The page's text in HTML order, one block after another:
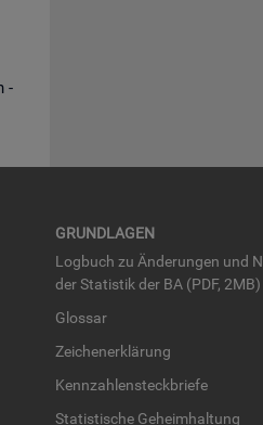
-
GRUND­LA­GEN
Log­buch zu Än­de­run­gen und
der Sta­tis­tik der BA (PDF, 2MB)
Glos­sar
Zei­chen­er­klä­rung
Kenn­zah­len­steck­brie­fe
Sta­tis­ti­sche Ge­heim­hal­tung